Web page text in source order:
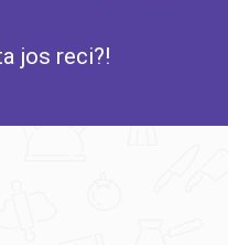
jos reci?!